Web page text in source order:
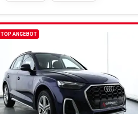
TOP ANGEBOT